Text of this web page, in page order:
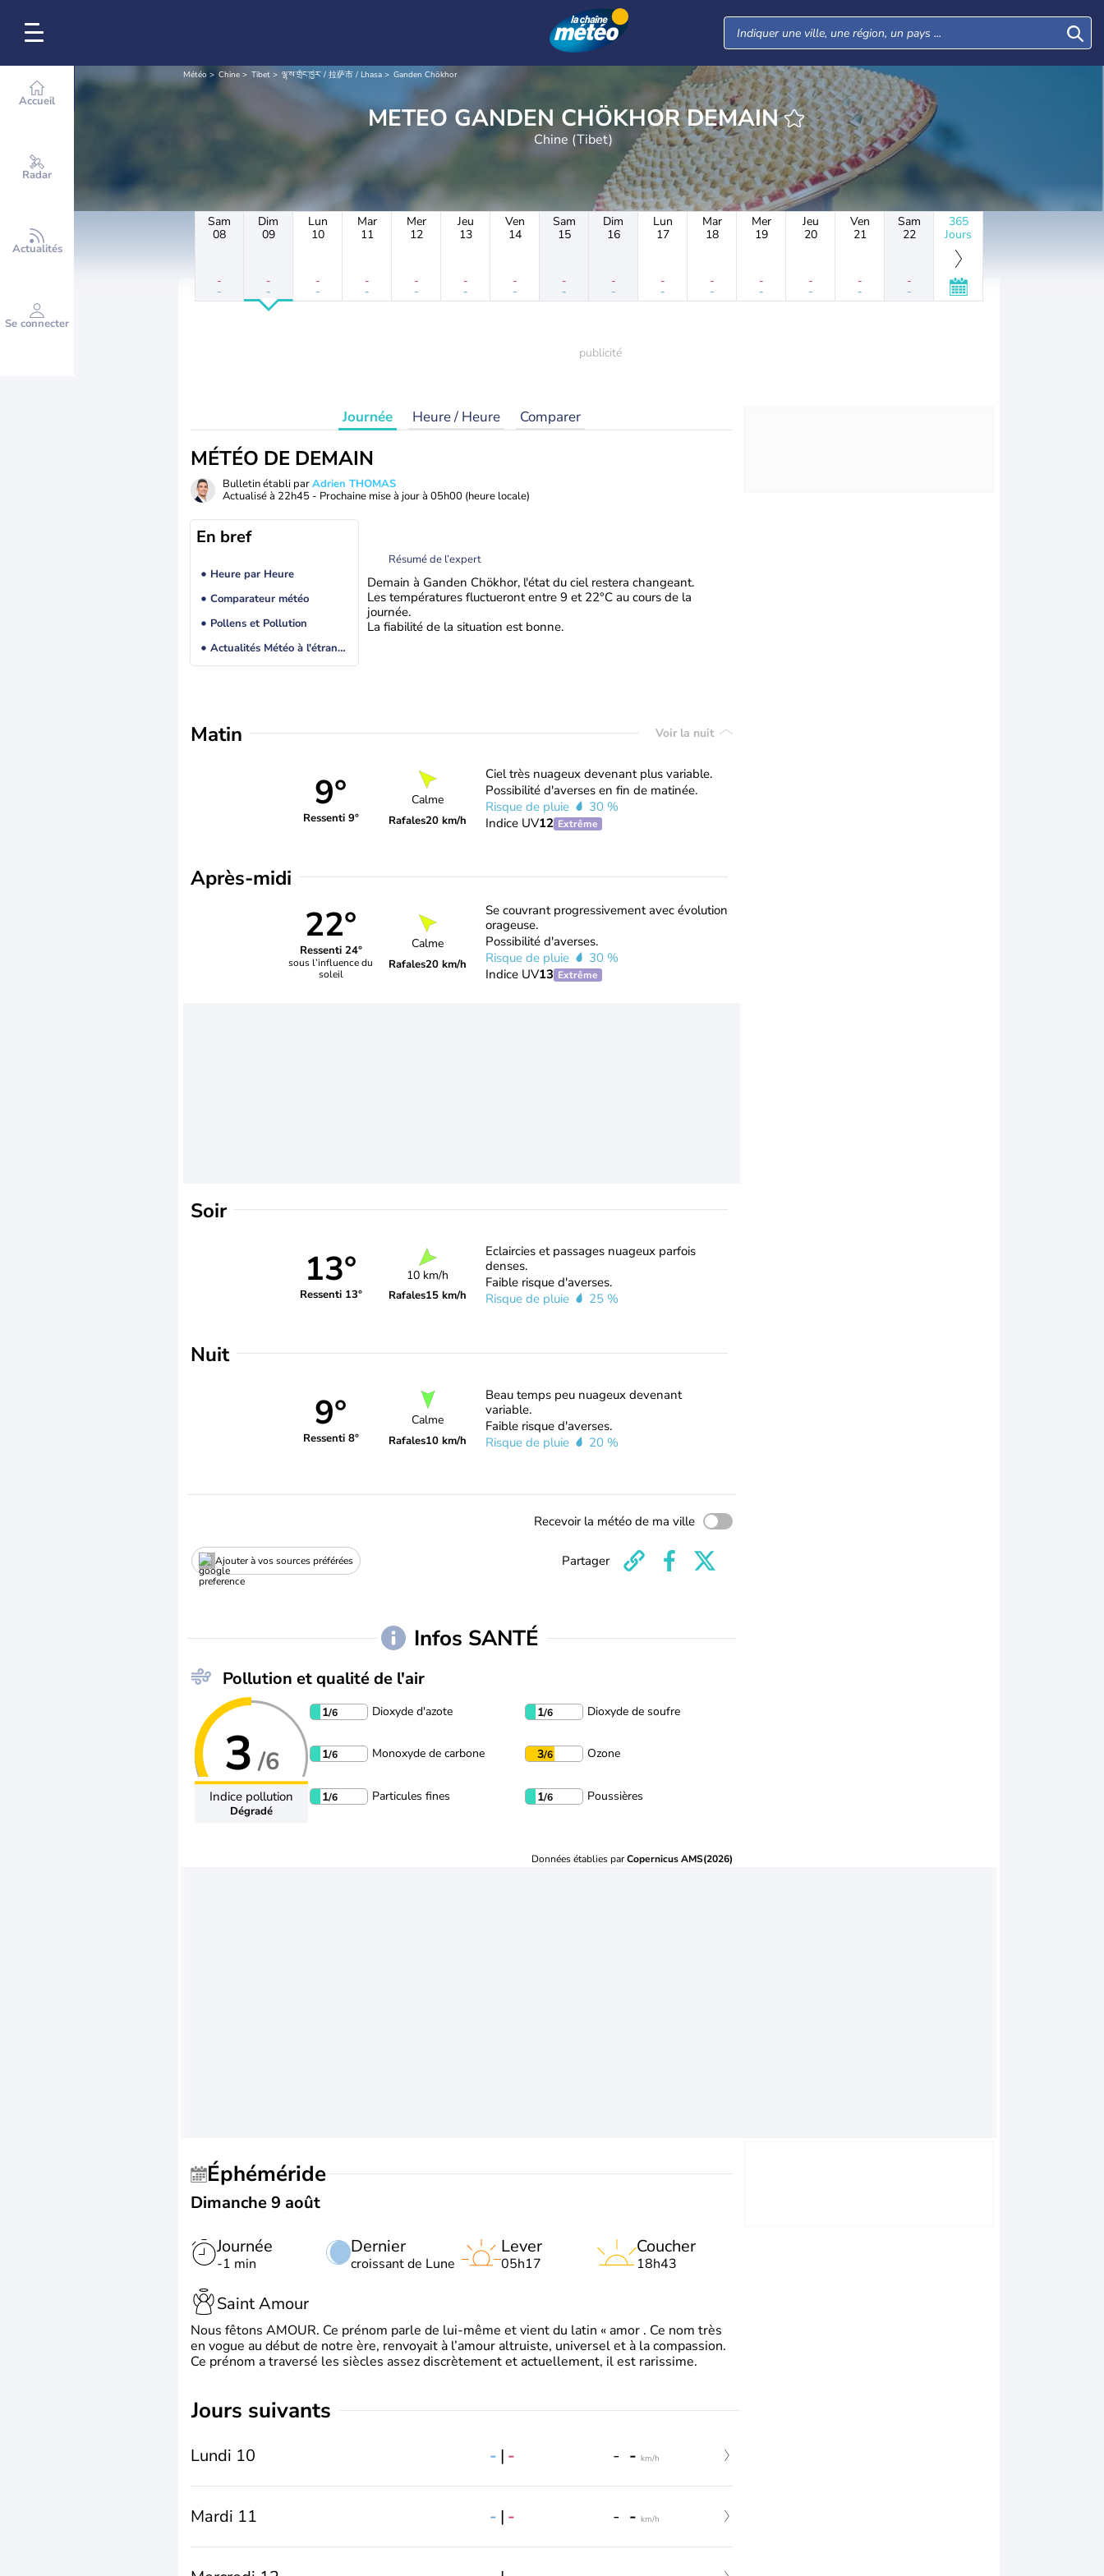
Accueil
Radar
Actualités
Se connecter
Météo Chine Tibet ལྷ་ས་གྲོང་ཁྱེར་ / 拉萨市 / Lhasa Ganden Chökhor
METEO GANDEN CHÖKHOR DEMAIN
Chine (Tibet)
Sam
08
-
-
Dim
09
-
-
Lun
10
-
-
Mar
11
-
-
Mer
12
-
-
Jeu
13
-
-
Ven
14
-
-
Sam
15
-
-
Dim
16
-
-
Lun
17
-
-
Mar
18
-
-
Mer
19
-
-
Jeu
20
-
-
Ven
21
-
-
Sam
22
-
-
365
Jours
Journée Heure / Heure Comparer
MÉTÉO DE DEMAIN
Bulletin établi parAdrien THOMAS
Actualisé à 22h45 - Prochaine mise à jour à 05h00 (heure locale)
En bref
Heure par Heure
Comparateur météo
Pollens et Pollution
Actualités Météo à l'étranger
Résumé de l’expert
Demain à Ganden Chökhor, l'état du ciel restera changeant.
Les températures fluctueront entre 9 et 22°C au cours de la
journée.
La fiabilité de la situation est bonne.
Matin Voir la nuit
9°
Ressenti 9°
Calme
Rafales20 km/h
Ciel très nuageux devenant plus variable.
Possibilité d'averses en fin de matinée.
Risque de pluie
30 %
Indice UV12 Extrême
Après-midi
22°
Ressenti 24°
sous l’influence du
soleil
Calme
Rafales20 km/h
Se couvrant progressivement avec évolution
orageuse.
Possibilité d'averses.
Risque de pluie
30 %
Indice UV13 Extrême
Soir
13°
Ressenti 13°
10 km/h
Rafales15 km/h
Eclaircies et passages nuageux parfois
denses.
Faible risque d'averses.
Risque de pluie
25 %
Nuit
9°
Ressenti 8°
Calme
Rafales10 km/h
Beau temps peu nuageux devenant
variable.
Faible risque d'averses.
Risque de pluie
20 %
Recevoir la météo de ma ville
Ajouter à vos sources préférées Partager
Infos SANTÉ
Pollution et qualité de l'air
3 /6
Indice pollution
Dégradé
1/6 Dioxyde d'azote 1/6 Dioxyde de soufre
1/6 Monoxyde de carbone 3/6 Ozone
1/6 Particules fines 1/6 Poussières
Données établies parCopernicus AMS(2026)
Éphéméride
Dimanche 9 août
Journée
-1 min
Dernier
croissant de Lune
Lever
05h17
Coucher
18h43
Saint Amour
Nous fêtons AMOUR. Ce prénom parle de lui-même et vient du latin « amor . Ce nom très
en vogue au début de notre ère, renvoyait à l’amour altruiste, universel et à la compassion.
Ce prénom a traversé les siècles assez discrètement et actuellement, il est rarissime.
jours suivants
Lundi 10 - | - - - km/h
Mardi 11 - | - - - km/h